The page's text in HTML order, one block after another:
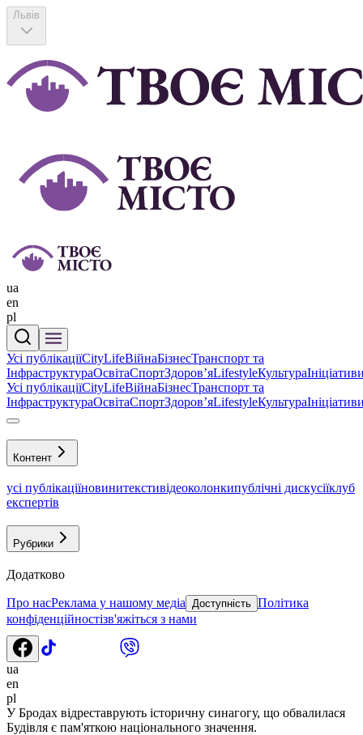
Львів
ua
en
pl
Усі публікаціїCityLifeВійнаБізнесТранспорт та
ІнфраструктураОсвітаСпортЗдоровʼяLifestyleКультура
Усі публікаціїCityLifeВійнаБізнесТранспорт та
ІнфраструктураОсвітаСпортЗдоровʼяLifestyleКультура
Контент
усі публікаціїновинитекстивідеоколонкипублічні дискусіїклуб
експертів
Рубрики
Додатково
Про насРеклама у нашому медіа Доступність Політика
конфіденційностізв'яжіться з нами
ua
en
pl
У Бродах відреставрують історичну синагогу, що обвалилася
Будівля є пам'яткою національного значення.